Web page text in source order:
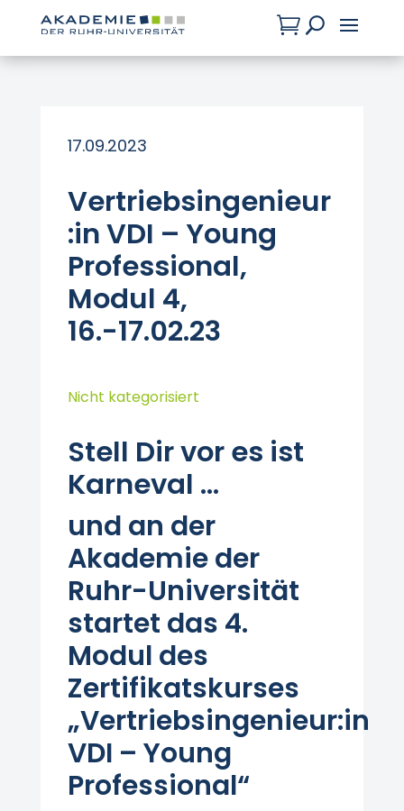
U

17.09.2023
Vertriebsingenieur
:in VDI – Young
Professional,
Modul 4,
16.-17.02.23
Nicht kategorisiert
Stell Dir vor es ist
Karneval …
und an der
Akademie der
Ruhr-Universität
startet das 4.
Modul des
Zertifikatskurses
„Vertriebsingenieur:in
VDI – Young
Professional“